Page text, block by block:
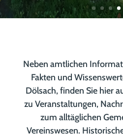
Neben amtlichen
Fakten und
Dölsach, finden Sie hier
zu Veranstaltungen,
zum alltäglichen
Vereinswesen.